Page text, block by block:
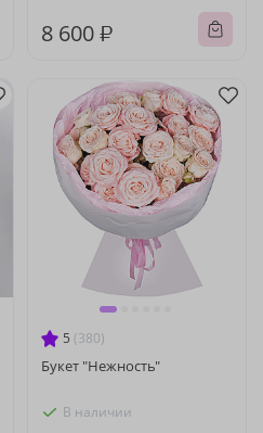
8 600 ₽
5 (380)
Букет "Нежность"
В наличии